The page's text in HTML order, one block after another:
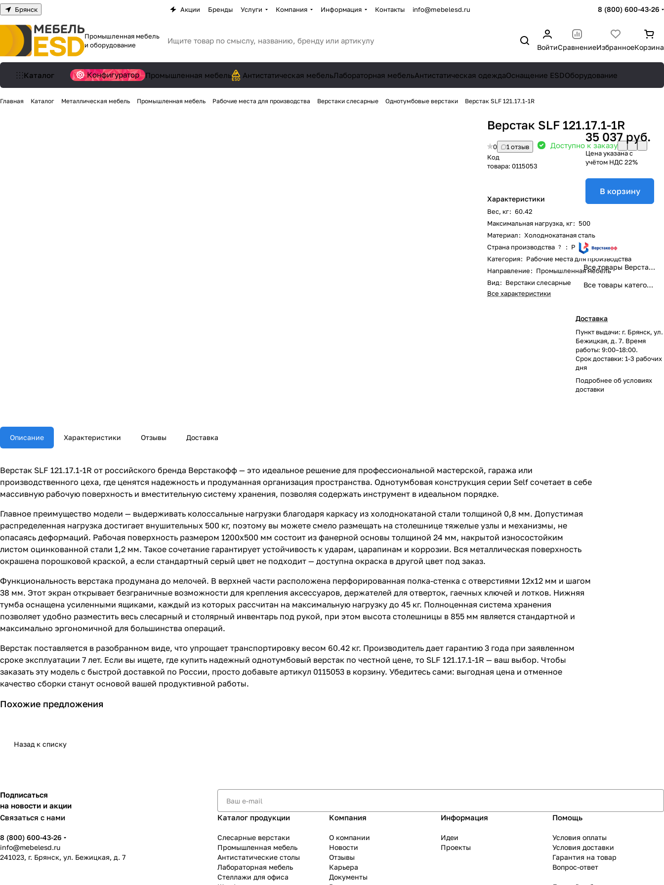
Брянск Акции Бренды Услуги Компания Информация Контакты info@mebelesd.ru 8 (800) 600-43-26
Промышленная мебель
и оборудование
ВойтиСравнениеИзбранноеКорзина
Каталог Конфигуратор Промышленная мебель Антистатическая мебельЛабораторная мебельАнтистатическая одеждаОснащение ESDОборудование
Главная Каталог Металлическая мебель Промышленная мебель Рабочие места для производства Верстаки слесарные Однотумбовые верстаки Верстак SLF 121.17.1-1R
Верстак SLF 121.17.1-1R
0
1 отзыв
Код
товара: 0115053
Доступно к заказу
Характеристики
Вес, кг: 60.42
Максимальная нагрузка, кг: 500
Материал: Холоднокатаная сталь
Страна производства ? : Россия
Категория: Рабочие места для производства
Направление: Промышленная мебель
Вид: Верстаки слесарные
Все характеристики
35 037 руб.
Цена указана с
учётом НДС 22%
В корзину
Все товары Верстакофф
Все товары категории
Доставка
Пункт выдачи: г. Брянск, ул.
Бежицкая, д. 7. Время
работы: 9:00–18:00.
Срок доставки: 1-3 рабочих
дня
Подробнее обусловиях
доставки
Описание Характеристики Отзывы Доставка
Верстак SLF 121.17.1-1R от российского бренда Верстакофф — это идеальное решение для профессиональной мастерской, гаража или
производственного цеха, где ценятся надежность и продуманная организация пространства. Однотумбовая конструкция серии Self сочетает в себе
массивную рабочую поверхность и вместительную систему хранения, позволяя содержать инструмент в идеальном порядке.
Главное преимущество модели — выдерживать колоссальные нагрузки благодаря каркасу из холоднокатаной стали толщиной 0,8 мм. Допустимая
распределенная нагрузка достигает внушительных 500 кг, поэтому вы можете смело размещать на столешнице тяжелые узлы и механизмы, не
опасаясь деформаций. Рабочая поверхность размером 1200х500 мм состоит из фанерной основы толщиной 24 мм, накрытой износостойким
листом оцинкованной стали 1,2 мм. Такое сочетание гарантирует устойчивость к ударам, царапинам и коррозии. Вся металлическая поверхность
окрашена порошковой краской, а если стандартный серый цвет не подходит — доступна окраска в другой цвет под заказ.
Функциональность верстака продумана до мелочей. В верхней части расположена перфорированная полка-стенка с отверстиями 12х12 мм и шагом
38 мм. Этот экран открывает безграничные возможности для крепления аксессуаров, держателей для отверток, гаечных ключей и лотков. Нижняя
тумба оснащена усиленными ящиками, каждый из которых рассчитан на максимальную нагрузку до 45 кг. Полноценная система хранения
позволяет удобно разместить весь слесарный и столярный инвентарь под рукой, при этом высота столешницы в 855 мм является стандартной и
максимально эргономичной для большинства операций.
Верстак поставляется в разобранном виде, что упрощает транспортировку весом 60.42 кг. Производитель дает гарантию 3 года при заявленном
сроке эксплуатации 7 лет. Если вы ищете, где купить надежный однотумбовый верстак по честной цене, то SLF 121.17.1-1R — ваш выбор. Чтобы
заказать эту модель с быстрой доставкой по России, просто добавьте артикул 0115053 в корзину. Убедитесь сами: выгодная цена и отменное
качество сборки станут основой вашей продуктивной работы.
Похожие предложения
Назад к списку
Подписаться
на новости и акции
Связаться с нами
8 (800) 600-43-26
info@mebelesd.ru
241023, г. Брянск, ул. Бежицкая, д. 7
Каталог продукции
Слесарные верстаки
Промышленная мебель
Антистатические столы
Лабораторная мебель
Стеллажи для офиса
Компания
О компании
Новости
Отзывы
Карьера
Документы
Информация
Идеи
Проекты
Помощь
Условия оплаты
Условия доставки
Гарантия на товар
Вопрос-ответ